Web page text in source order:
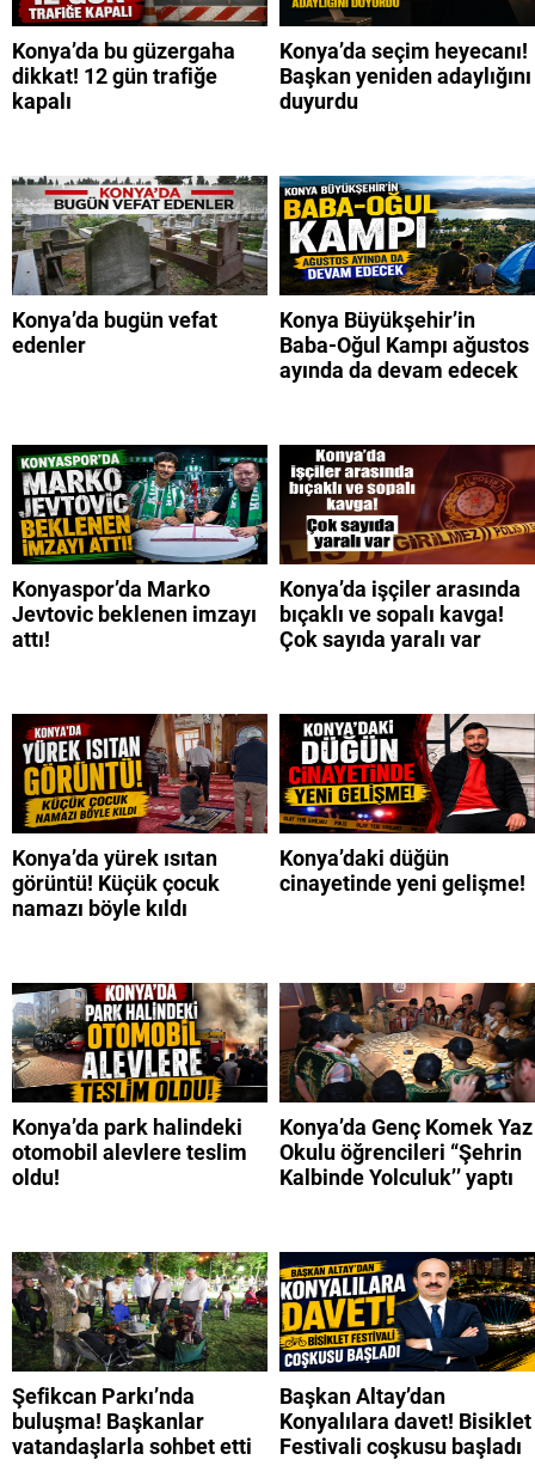
Konya’da bu güzergaha
dikkat! 12 gün trafiğe
kapalı
Konya’da seçim heyecanı!
Başkan yeniden adaylığını
duyurdu
Konya’da bugün vefat
edenler
Konya Büyükşehir’in
Baba-Oğul Kampı ağustos
ayında da devam edecek
Konyaspor’da Marko
Jevtovic beklenen imzayı
attı!
Konya’da işçiler arasında
bıçaklı ve sopalı kavga!
Çok sayıda yaralı var
Konya’da yürek ısıtan
görüntü! Küçük çocuk
namazı böyle kıldı
Konya’daki düğün
cinayetinde yeni gelişme!
Konya’da park halindeki
otomobil alevlere teslim
oldu!
Konya’da Genç Komek Yaz
Okulu öğrencileri “Şehrin
Kalbinde Yolculuk’’ yaptı
Şefikcan Parkı’nda
buluşma! Başkanlar
vatandaşlarla sohbet etti
Başkan Altay’dan
Konyalılara davet! Bisiklet
Festivali coşkusu başladı